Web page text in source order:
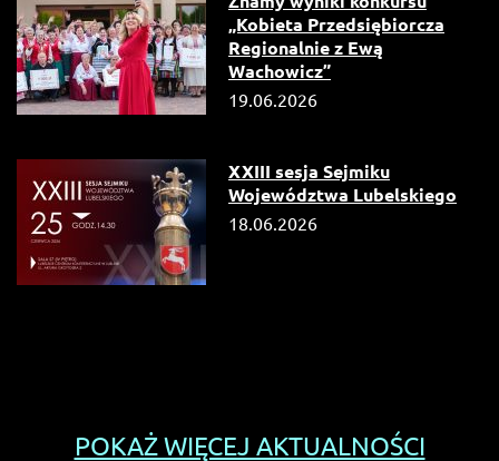
„Kobieta Przedsiębiorcza
Regionalnie z Ewą
Wachowicz”
19.06.2026
XXIII sesja Sejmiku
Województwa Lubelskiego
18.06.2026
POKAŻ WIĘCEJ AKTUALNOŚCI